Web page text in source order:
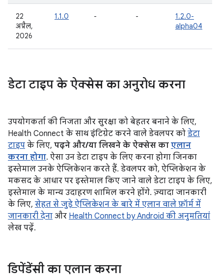
22
अप्रैल,
2026
1.1.0 - -
1.2.0-
alpha04
डेटा टाइप के ऐक्सेस का अनुरोध करना
उपयोगकर्ता की निजता और सुरक्षा को बेहतर बनाने के लिए,
Health Connect के साथ इंटिग्रेट करने वाले डेवलपर को डेटा
टाइप के लिए, पढ़ने और/या लिखने के ऐक्सेस का एलान
करना होगा. ऐसा उन डेटा टाइप के लिए करना होगा जिनका
इस्तेमाल उनके ऐप्लिकेशन करते हैं. डेवलपर को, ऐप्लिकेशन के
मकसद के आधार पर इस्तेमाल किए जाने वाले डेटा टाइप के लिए,
इस्तेमाल के मान्य उदाहरण शामिल करने होंगे. ज़्यादा जानकारी
के लिए, सेहत से जुड़े ऐप्लिकेशन के बारे में एलान वाले फ़ॉर्म में
जानकारी देना और Health Connect by Android की अनुमतियां
लेख पढ़ें.
डिपेंडेंसी का एलान करना